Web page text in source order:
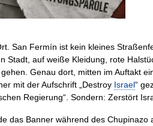
San Fermín ist kein kleines
Stadt, auf weiße Kleidung, rote
Genau dort, mitten im Auftakt
mit der Aufschrift „Destroy Israel“
Regierung“. Sondern: Zerstört
das Banner während des Chupinazo